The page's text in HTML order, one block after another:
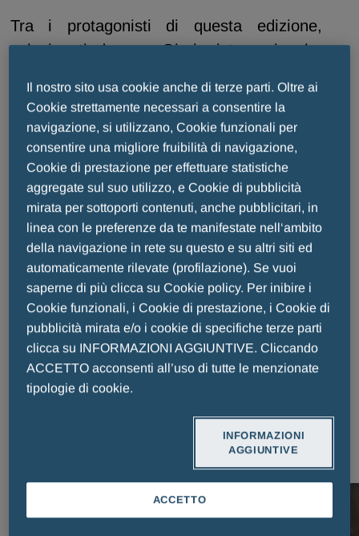
Tra i protagonisti di questa edizione,
selezionati da una Giuria internazionale,
Tony Kuckoc,Vanessa Ferrari, la prima
ginnasta italiana a conquistare una
medaglia d'oro in un Mondiale,Giovanni
Trapattoni, l'ex rugbistaMarco Bortolami
e molti altri ancora.
Premio Internazionale Fair Play
è nato
nel 1997, con l’intento disensibilizzare
verso i grandi valori dello sport. Negli
anni il riconoscimento è stato consegnato a
importanti e significativi personaggi e a
Istituzioni sportive per iniziative e
morale, che legano sport a società civile.
Il nostro sito usa cookie anche di terze parti. Oltre ai
Cookie strettamente necessari a consentire la
navigazione, si utilizzano, Cookie funzionali per
consentire una migliore fruibilità di navigazione,
Cookie di prestazione per effettuare statistiche
aggregate sul suo utilizzo, e Cookie di pubblicità
mirata per sottoporti contenuti, anche pubblicitari, in
linea con le preferenze da te manifestate nell‘ambito
della navigazione in rete su questo e su altri siti ed
automaticamente rilevate (profilazione). Se vuoi
saperne di più clicca su Cookie policy. Per inibire i
Cookie funzionali, i Cookie di prestazione, i Cookie di
pubblicità mirata e/o i cookie di specifiche terze parti
clicca su INFORMAZIONI AGGIUNTIVE. Cliccando
ACCETTO acconsenti all’uso di tutte le menzionate
tipologie di cookie.
INFORMAZIONI
AGGIUNTIVE
ACCETTO